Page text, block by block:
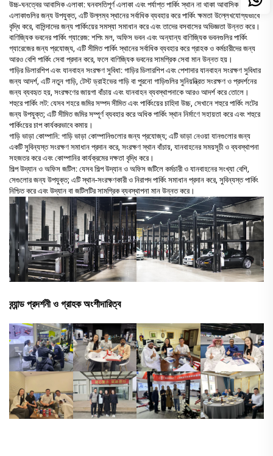
উচ্চ-ঘনত্বের আবাসিক এলাকা: ঘনবসতিপূর্ণ এলাকা এবং পর্যাপ্ত পার্কিং স্থান না থাকা আবাসিক
এলাকাগুলির জন্য উপযুক্ত, এটি উল্লম্ব স্থানের সর্বাধিক ব্যবহার করে পার্কিং ক্ষমতা উল্লেখযোগ্যভাবে
বৃদ্ধি করে, বাসিন্দাদের জন্য পার্কিংয়ের সমস্যা সমাধান করে এবং তাদের বসবাসের অভিজ্ঞতা উন্নত করে।
বাণিজ্যিক ভবনের পার্কিং গ্যারেজ: শপিং মল, অফিস ভবন এবং অন্যান্য বাণিজ্যিক ভবনগুলির পার্কিং
গ্যারেজের জন্য প্রযোজ্য, এটি সীমিত পার্কিং স্থানের সর্বাধিক ব্যবহার করে গ্রাহক ও কর্মচারীদের জন্য
আরও বেশি পার্কিং সেবা প্রদান করে, ফলে বাণিজ্যিক ভবনের সামগ্রিক সেবা মান উন্নত হয়।
গাড়ির ডিলারশিপ এবং যানবাহন সংরক্ষণ সুবিধা: গাড়ির ডিলারশিপ এবং পেশাদার যানবাহন সংরক্ষণ সুবিধার
জন্য আদর্শ, এটি নতুন গাড়ি, টেস্ট ড্রাইভের গাড়ি বা পুরনো গাড়িগুলির সুনিয়ন্ত্রিত সংরক্ষণ ও প্রদর্শনের
জন্য ব্যবহৃত হয়, সংরক্ষণের জায়গা বাঁচায় এবং যানবাহন ব্যবস্থাপনাকে আরও আদর্শ করে তোলে।
শহুরে পার্কিং লট: যেসব শহরে জমির সম্পদ সীমিত এবং পার্কিংয়ের চাহিদা উচ্চ, সেখানে শহুরে পার্কিং লটের
জন্য উপযুক্ত; এটি সীমিত জমির সম্পূর্ণ ব্যবহার করে অধিক পার্কিং স্থান নির্মাণে সহায়তা করে এবং শহুরে
পার্কিংয়ের চাপ কার্যকরভাবে কমায়।
গাড়ি ভাড়া কোম্পানি: গাড়ি ভাড়া কোম্পানিগুলোর জন্য প্রযোজ্য; এটি ভাড়া নেওয়া যানগুলোর জন্য
একটি সুবিন্যস্ত সংরক্ষণ সমাধান প্রদান করে, সংরক্ষণ স্থান বাঁচায়, যানবাহনের সময়সূচী ও ব্যবস্থাপনা
সহজতর করে এবং কোম্পানির কার্যক্রমের দক্ষতা বৃদ্ধি করে।
শিল্প উদ্যান ও অফিস জটিল: যেসব শিল্প উদ্যান ও অফিস জটিলে কর্মচারী ও যানবাহনের সংখ্যা বেশি,
সেগুলোর জন্য উপযুক্ত; এটি স্থান-সংরক্ষণকারী ও নিরাপদ পার্কিং সমাধান প্রদান করে, সুবিন্যস্ত পার্কিং
নিশ্চিত করে এবং উদ্যান বা জটিলটির সামগ্রিক ব্যবস্থাপনা মান উন্নত করে।
ব্র্যান্ড প্রদর্শনী ও গ্রাহক অংশীদারিত্ব